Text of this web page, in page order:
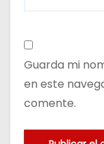
Guarda mi
en este
comente.